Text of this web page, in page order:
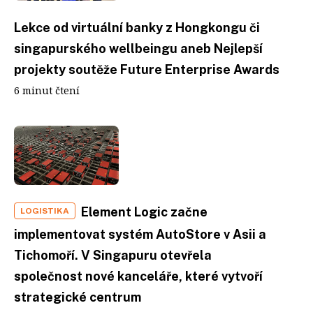
Lekce od virtuální banky z Hongkongu či
singapurského wellbeingu aneb Nejlepší
projekty soutěže Future Enterprise Awards
6 minut čtení
LOGISTIKA
Element Logic začne
implementovat systém AutoStore v Asii a
Tichomoří. V Singapuru otevřela
společnost nové kanceláře, které vytvoří
strategické centrum